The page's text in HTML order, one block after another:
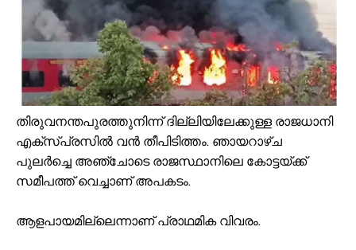
ജോലിസ്ഥലത്ത് വെള്ളപ്പൊക്കം; അസമിൽ മരിച്ച തിരൂരങ്ങാടി
പായലും ചെളിയും മൂടി റോഡുകൾ; പ്രളയാനന്തര ജാഗ്രതയിൽ
ക്ഷേമ പെൻഷൻ ഇനി വീടുകളിലെത്തില്ല; സഹകരണ സംഘങ്ങളെ
പാണക്കാട് എടയപ്പാലം മണ്ണിടിച്ചിൽ രക്ഷാപ്രവർത്തനം: മികച്ച
വേങ്ങരയിൽ പ്രളയബാധിത മേഖലകളിൽ എലിപ്പനി പ്രതിരോധ
ഭിന്നശേഷി സമഗ്ര വിവരശേഖരണം: വേങ്ങരയിൽ ‘സഹജീവനം’
പൈതൃക യാത്രയോടെ വേങ്ങര മേഖല എസ്.ജെ.എം മുഅല്ലിം
കൂരിയാട് വ്യാപാരി വ്യവസായി ഏകോപന സമിതിയുടെ
വിവരാവകാശ നിയമപ്രകാരം വിവരം സൗജന്യമായി നൽകണം;
തിരുവനന്തപുരത്തുനിന്ന് ദില്ലിയിലേക്കുള്ള രാജധാനി
എക്‌സ്പ്രസില്‍ വന്‍ തീപിടിത്തം. ഞായറാഴ്ച
പുലര്‍ച്ചെ അഞ്ചോടെ രാജസ്ഥാനിലെ കോട്ടയ്ക്ക്
സമീപത്ത് വെച്ചാണ് അപകടം.
ആളപായമില്ലെന്നാണ് പ്രാഥമിക വിവരം.